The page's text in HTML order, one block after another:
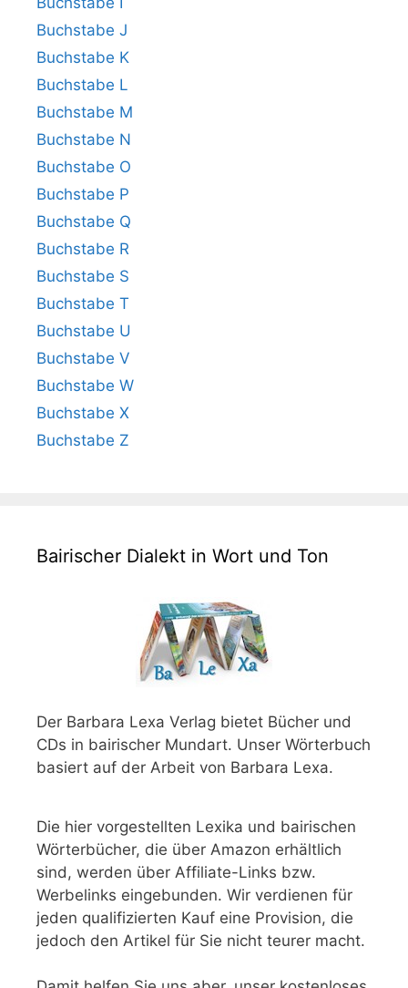
Buchstabe J
Buchstabe K
Buchstabe L
Buchstabe M
Buchstabe N
Buchstabe O
Buchstabe P
Buchstabe Q
Buchstabe R
Buchstabe S
Buchstabe T
Buchstabe U
Buchstabe V
Buchstabe W
Buchstabe X
Buchstabe Z
Bairischer Dialekt in Wort und Ton
Der Barbara Lexa Verlag bietet Bücher und
CDs in bairischer Mundart. Unser Wörterbuch
basiert auf der Arbeit von Barbara Lexa.
Die hier vorgestellten Lexika und bairischen
Wörterbücher, die über Amazon erhältlich
sind, werden über Affiliate-Links bzw.
Werbelinks eingebunden. Wir verdienen für
jeden qualifizierten Kauf eine Provision, die
jedoch den Artikel für Sie nicht teurer macht.